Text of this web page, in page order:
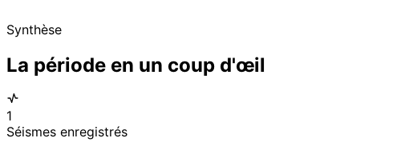
Synthèse
La période en un coup d'œil
1
Séismes enregistrés